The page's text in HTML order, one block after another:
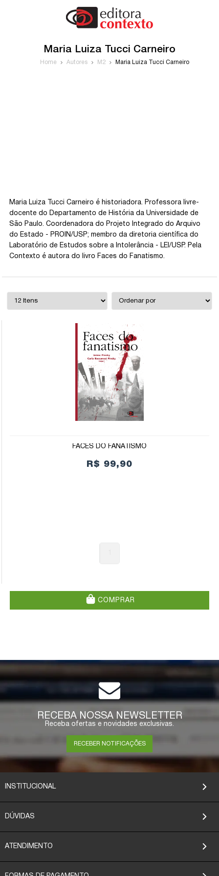
Maria Luiza Tucci Carneiro
Home Autores M2 Maria Luiza Tucci Carneiro
Maria Luiza Tucci Carneiro é historiadora. Professora livre-
docente do Departamento de História da Universidade de
São Paulo. Coordenadora do Projeto Integrado do Arquivo
do Estado - PROIN/USP; membro da diretoria científica do
Laboratório de Estudos sobre a Intolerância - LEI/USP. Pela
Contexto é autora do livro Faces do Fanatismo.
FACES DO FANATISMO
R$ 99,90
COMPRAR
RECEBA NOSSA NEWSLETTER
Receba ofertas e novidades exclusivas.
RECEBER NOTIFICAÇÕES
INSTITUCIONAL
DÚVIDAS
ATENDIMENTO